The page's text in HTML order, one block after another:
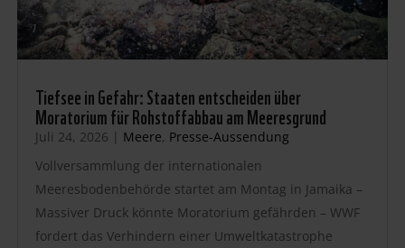
Tiefsee in Gefahr: Staaten entscheiden über
Moratorium für Rohstoffabbau am Meeresgrund
Juli 24, 2026 | Meere, Presse-Aussendung
Vollversammlung der internationalen
Meeresbodenbehörde startet am Montag in Jamaika –
Massiver Druck könnte Moratorium gefährden – WWF
fordert das Verhindern einer Umweltkatastrophe